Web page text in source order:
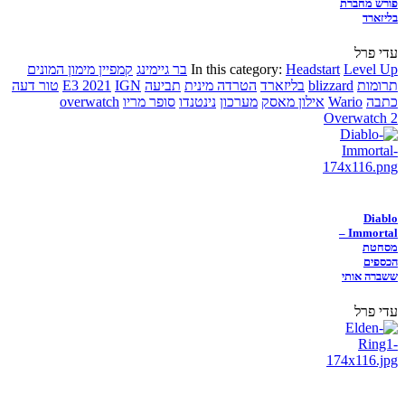
פורש מחברת
בליזארד
עדי פרל
In this category: Headstart Level Up בר גיימינג קמפיין מימון המונים
תרומות blizzard בליזארד הטרדה מינית תביעה E3 2021 IGN
טור דעה
כתבה Wario אילון מאסק מערכון נינטנדו סופר מריו overwatch
Overwatch 2
Diablo
Immortal –
מסחטת
הכספים
ששברה אותי
עדי פרל